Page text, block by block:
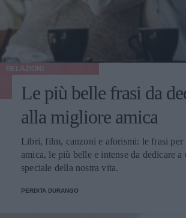
RELAZIONI
Le più belle frasi da
alla migliore amica
Libri, film, canzoni e aforismi: le frasi per
amica, le più belle e intense da dedicare a
speciale della nostra vita.
PERDITA DURANGO